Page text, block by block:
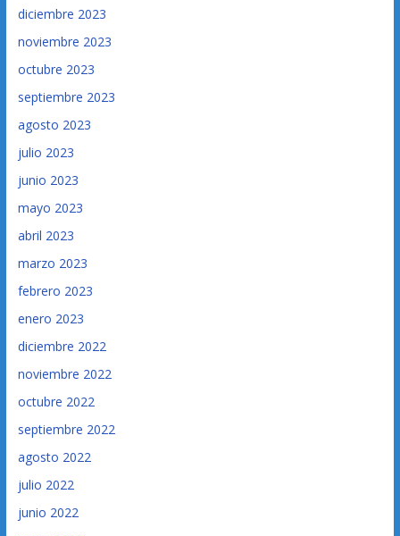
diciembre 2023
noviembre 2023
octubre 2023
septiembre 2023
agosto 2023
julio 2023
junio 2023
mayo 2023
abril 2023
marzo 2023
febrero 2023
enero 2023
diciembre 2022
noviembre 2022
octubre 2022
septiembre 2022
agosto 2022
julio 2022
junio 2022